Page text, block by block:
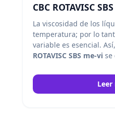
CBC ROTAVISC
La viscosidad de los
temperatura; por lo
variable es esencial.
ROTAVISC SBS me-vi se
viscosidad de muestras
temperatura en el
Leer